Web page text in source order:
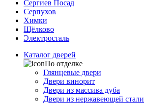
Сергиев Посад
Серпухов
Химки
Щёлково
Электросталь
Каталог дверей
По отделке
Глянцевые двери
Двери винорит
Двери из массива дуба
Двери из нержавеющей стали